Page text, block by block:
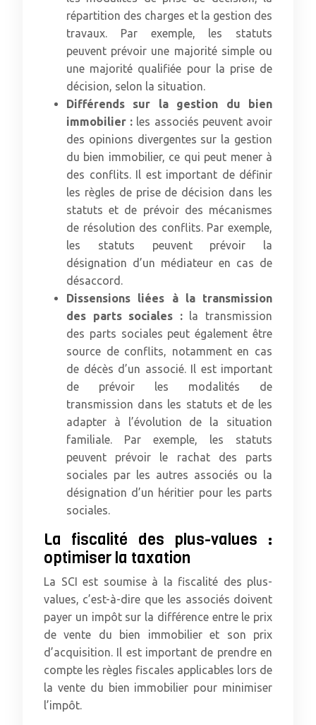
répartition des charges et la gestion des
travaux. Par exemple, les statuts
peuvent prévoir une majorité simple ou
une majorité qualifiée pour la prise de
décision, selon la situation.
Différends sur la gestion du bien
immobilier : les associés peuvent avoir
des opinions divergentes sur la gestion
du bien immobilier, ce qui peut mener à
des conflits. Il est important de définir
les règles de prise de décision dans les
statuts et de prévoir des mécanismes
de résolution des conflits. Par exemple,
les statuts peuvent prévoir la
désignation d’un médiateur en cas de
désaccord.
Dissensions liées à la transmission
des parts sociales : la transmission
des parts sociales peut également être
source de conflits, notamment en cas
de décès d’un associé. Il est important
de prévoir les modalités de
transmission dans les statuts et de les
adapter à l’évolution de la situation
familiale. Par exemple, les statuts
peuvent prévoir le rachat des parts
sociales par les autres associés ou la
désignation d’un héritier pour les parts
sociales.
La fiscalité des plus-values :
optimiser la taxation
La SCI est soumise à la fiscalité des plus-
values, c’est-à-dire que les associés doivent
payer un impôt sur la différence entre le prix
de vente du bien immobilier et son prix
d’acquisition. Il est important de prendre en
compte les règles fiscales applicables lors de
la vente du bien immobilier pour minimiser
l’impôt.